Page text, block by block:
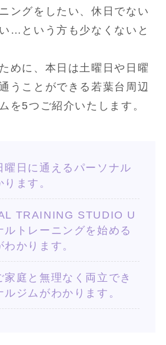
ングをしたい、休日でない
…という方も少なくないと
めに、本日は土曜日や日曜
うことができる若葉台周辺
曜日に通えるパーソナル
ます。
TRAINING STUDIO U
ルトレーニングを始める
わかります。
家庭と無理なく両立でき
ルジムがわかります。